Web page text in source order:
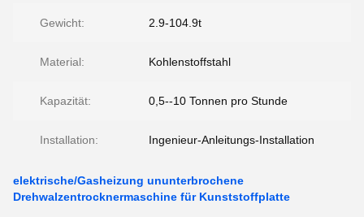
Gewicht: 2.9-104.9t
Material: Kohlenstoffstahl
Kapazität: 0,5--10 Tonnen pro Stunde
Installation: Ingenieur-Anleitungs-Installation
elektrische/Gasheizung ununterbrochene
Drehwalzentrocknermaschine für Kunststoffplatte